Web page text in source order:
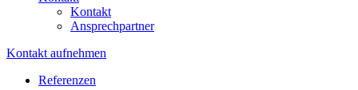
Kontakt
Ansprechpartner
Kontakt aufnehmen
Referenzen